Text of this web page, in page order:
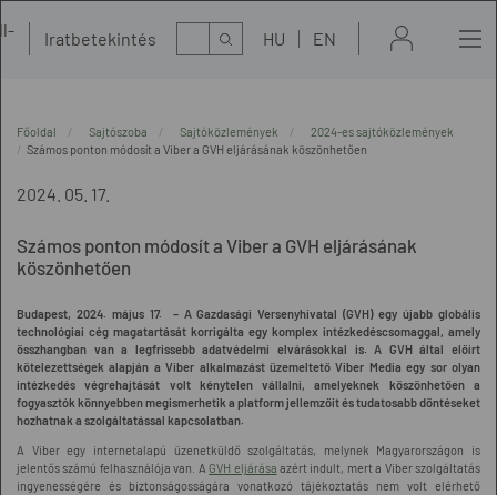
Iratbetekintés Kereső HU EN
Főoldal Sajtószoba Sajtóközlemények
2024-es sajtóközlemények
Számos ponton módosít a Viber a GVH eljárásának köszönhetően
2024. 05. 17.
Számos ponton módosít a Viber a GVH eljárásának
köszönhetően
Budapest, 2024. május 17. – A Gazdasági Versenyhivatal (GVH) egy újabb globális
technológiai cég magatartását korrigálta egy komplex intézkedéscsomaggal, amely
összhangban van a legfrissebb adatvédelmi elvárásokkal is. A GVH által előírt
kötelezettségek alapján aViber alkalmazást üzemeltető Viber Media egy sor olyan
intézkedés végrehajtását volt kénytelen vállalni, amelyeknek köszönhetően a
fogyasztók könnyebben megismerhetik a platform jellemzőit és tudatosabb döntéseket
hozhatnak a szolgáltatással kapcsolatban.
A Viber egy internetalapú üzenetküldő szolgáltatás, melynek Magyarországon is
jelentős számú felhasználója van. A GVH eljárása azért indult, mert a Viber szolgáltatás
ingyenességére és biztonságosságára vonatkozó tájékoztatás nem volt elérhető